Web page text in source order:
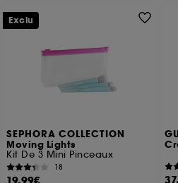
SEPHORA COLLECTION
Moving Lights
Kit De 3 Mini Pinceaux
18
Exclu